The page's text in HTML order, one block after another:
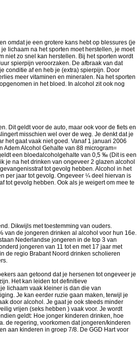
omdat je een grotere kans hebt op blessures (je
lichaam na het sporten moet herstellen, je moet
niet zo snel kan herstellen. Bij het sporten wordt
spierpijn veroorzaken. De afbraak van dat
conditie af en heb je (extra) spierpijn. Door
meer vitaminen en mineralen. Na het sporten
in het bloed. In alcohol zit ook nog
Dit geldt voor de auto, maar ook voor de fiets en
misschien wel over de weg. Je denkt dat je
het gaat vaak niet goed. Vanaf 1 januari 2006
Alcohol Gehalte van 88 microgram=
een bloedalcoholgehalte van 0,5 ‰ (Dit is een
je na het drinken van ongeveer 2 glazen alcohol
tot gevolg hebben. Alcohol in het
per jaar tot gevolg. Ongeveer ¼ deel hiervan is
tot gevolg hebben. Ook als je weigert om mee te
Dikwijls met toestemming van ouders.
van de jongeren drinken al alcohol voor hun 16e.
Nederlandse jongeren in de top 3 van
jongeren van 11 tot en met 17 jaar met
de regio Brabant Noord drinken scholieren
aan getoond dat je hersenen tot ongeveer je
Het kan leiden tot definitieve
lichaam vaak kleiner is dan die van
Je kan eerder ruzie gaan maken, terwijl je
door alcohol. Je gaat je ook steeds minder
vrijen (seks hebben ) vaak voor. Je wordt
geldt: Hoe jonger kinderen drinken, hoe
de regering, voorkomen dat jongeren/kinderen
aan kinderen in groep 7/8. De GGD Hart voor